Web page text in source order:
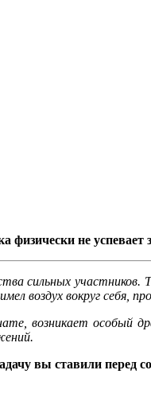
не успевает
сильных участников.
воздух вокруг себя,
возникает особый
вы ставили перед